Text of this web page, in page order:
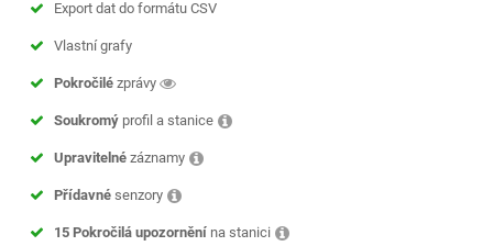
Export dat do formátu CSV
Vlastní grafy
Pokročilé zprávy
Soukromý profil a stanice
Upravitelné záznamy
Přídavné senzory
15 Pokročilá upozornění na stanici